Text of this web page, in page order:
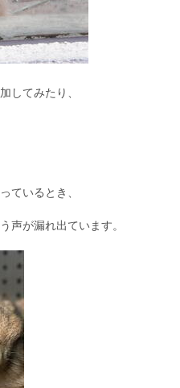
してみたり、
ているとき、
声が漏れ出ています。